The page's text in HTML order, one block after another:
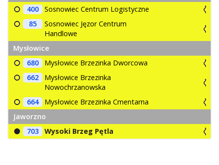
400
Sosnowiec Centrum Logistyczne
85
Sosnowiec Jęzor Centrum
Handlowe
Mysłowice
680
Mysłowice Brzezinka Dworcowa
662
Mysłowice Brzezinka
Nowochrzanowska
664
Mysłowice Brzezinka Cmentarna
Jaworzno
703
Wysoki Brzeg Pętla